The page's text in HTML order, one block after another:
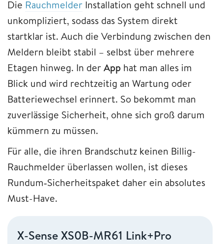
Die Rauchmelder Installation geht schnell und
unkompliziert, sodass das System direkt
startklar ist. Auch die Verbindung zwischen den
Meldern bleibt stabil – selbst über mehrere
Etagen hinweg. In derApp hat man alles im
Blick und wird rechtzeitig an Wartung oder
Batteriewechsel erinnert. So bekommt man
zuverlässige Sicherheit, ohne sich groß darum
kümmern zu müssen.
Für alle, die ihren Brandschutz keinen Billig-
Rauchmelder überlassen wollen, ist dieses
Rundum‑Sicherheitspaket daher ein absolutes
Must-Have.
X-Sense XS0B-MR61 Link+Pro